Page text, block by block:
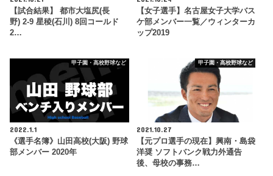
【試合結果】 都市大塩尻(長
野) 2-9 星稜(石川) 8回コールド
2…
【女子選手】名古屋女子大学バス
ケ部メンバー一覧／ウィンターカ
ップ2019
甲子園・高校野球など
2022.1.1
《選手名簿》山田高校(大阪) 野球
部メンバー 2020年
甲子園・高校野球など
2021.10.27
【元プロ選手の現在】興南・島袋
洋奨 ソフトバンク戦力外通告
後、母校の事務…